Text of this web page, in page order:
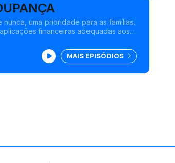
uma prioridade para as famílias.
financeiras adequadas aos
MAIS EPISÓDIOS